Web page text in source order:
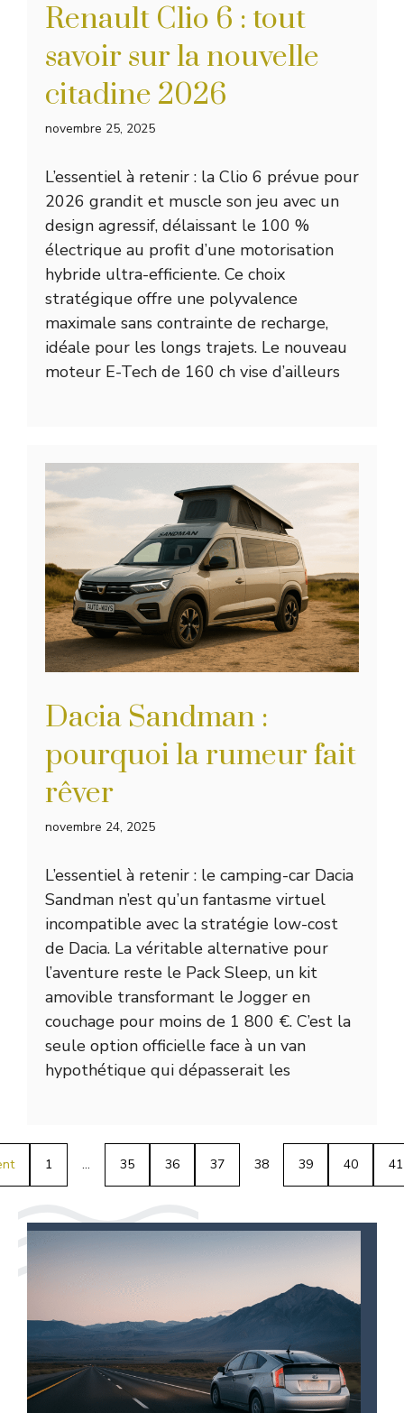
Renault Clio 6 : tout
savoir sur la nouvelle
citadine 2026
novembre 25, 2025
L’essentiel à retenir : la Clio 6 prévue pour
2026 grandit et muscle son jeu avec un
design agressif, délaissant le 100 %
électrique au profit d’une motorisation
hybride ultra-efficiente. Ce choix
stratégique offre une polyvalence
maximale sans contrainte de recharge,
idéale pour les longs trajets. Le nouveau
moteur E-Tech de 160 ch vise d’ailleurs
Dacia Sandman :
pourquoi la rumeur fait
rêver
novembre 24, 2025
L’essentiel à retenir : le camping-car Dacia
Sandman n’est qu’un fantasme virtuel
incompatible avec la stratégie low-cost
de Dacia. La véritable alternative pour
l’aventure reste le Pack Sleep, un kit
amovible transformant le Jogger en
couchage pour moins de 1 800 €. C’est la
seule option officielle face à un van
hypothétique qui dépasserait les
1 … 35 36 37 38 39 40 41